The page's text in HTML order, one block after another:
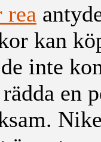
rea
kan
inte
en